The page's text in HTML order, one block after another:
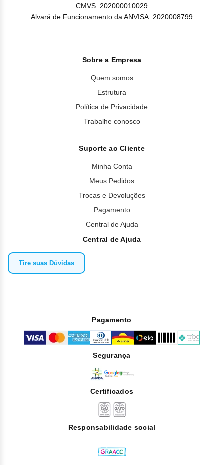
CMVS: 202000010029
Alvará de Funcionamento da ANVISA: 2020008799
Sobre a Empresa
Quem somos
Estrutura
Política de Privacidade
Trabalhe conosco
Suporte ao Cliente
Minha Conta
Meus Pedidos
Trocas e Devoluções
Pagamento
Central de Ajuda
Central de Ajuda
Tire suas Dúvidas
Pagamento
Segurança
Certificados
Responsabilidade social